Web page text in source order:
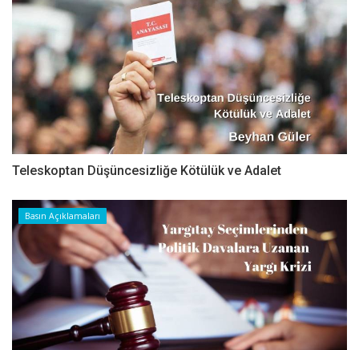
Teleskoptan Düşüncesizliğe Kötülük ve Adalet
Basın Açıklamaları